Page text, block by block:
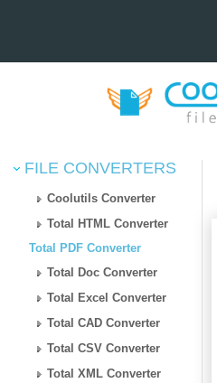
FILE CONVERTERS
Coolutils Converter
Total HTML Converter
Total PDF Converter
Total Doc Converter
Total Excel Converter
Total CAD Converter
Total CSV Converter
Total XML Converter